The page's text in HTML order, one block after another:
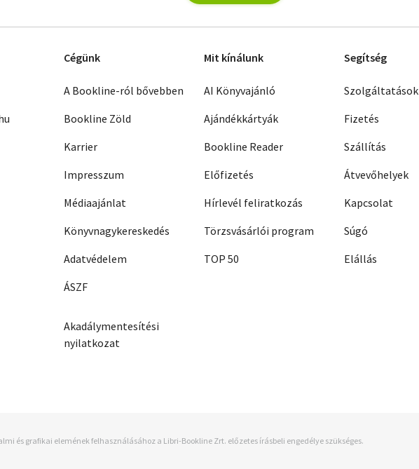
Cégünk
A Bookline-ról bővebben
Bookline Zöld
Karrier
Impresszum
Médiaajánlat
Könyvnagykereskedés
Adatvédelem
ÁSZF
Akadálymentesítési
nyilatkozat
Mit kínálunk
AI Könyvajánló
Ajándékkártyák
Bookline Reader
Előfizetés
Hírlevél feliratkozás
Törzsvásárlói program
TOP 50
Segítség
Szolgáltatások
Fizetés
Szállítás
Átvevőhelyek
Kapcsolat
Súgó
Elállás
és grafikai elemének felhasználásához a Libri-Bookline Zrt. előzetes írásbeli engedélye szükséges.